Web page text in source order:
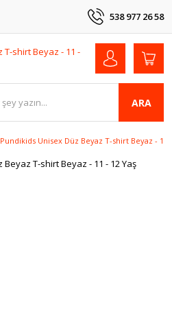
538 977 26 58
ARA
Pundikids Unisex Düz Beyaz T-shirt Beyaz - 11